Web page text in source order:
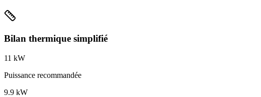
Bilan thermique simplifié
11 kW
Puissance recommandée
9.9 kW